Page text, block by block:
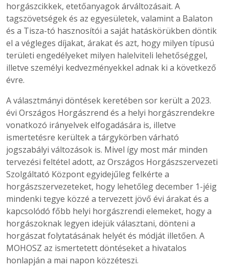
horgászcikkek, etetőanyagok árváltozásait. A
tagszövetségek és az egyesületek, valamint a Balaton
és a Tisza-tó hasznosítói a saját hatáskörükben döntik
el a végleges díjakat, árakat és azt, hogy milyen típusú
területi engedélyeket milyen halelviteli lehetőséggel,
illetve személyi kedvezményekkel adnak ki a következő
évre.
A választmányi döntések keretében sor került a 2023.
évi Országos Horgászrend és a helyi horgászrendekre
vonatkozó irányelvek elfogadására is, illetve
ismertetésre kerültek a tárgykörben várható
jogszabályi változások is. Mivel így most már minden
tervezési feltétel adott, az Országos Horgászszervezeti
Szolgáltató Központ egyidejűleg felkérte a
horgászszervezeteket, hogy lehetőleg december 1-jéig
mindenki tegye közzé a tervezett jövő évi árakat és a
kapcsolódó főbb helyi horgászrendi elemeket, hogy a
horgászoknak legyen idejük választani, dönteni a
horgászat folytatásának helyét és módját illetően. A
MOHOSZ az ismertetett döntéseket a hivatalos
honlapján a mai napon közzéteszi.